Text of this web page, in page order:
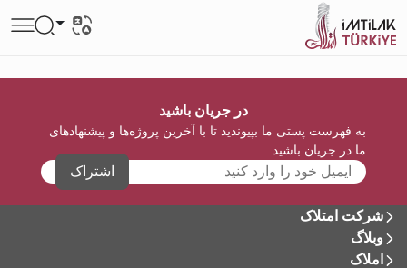
در جریان باشید
به فهرست پستی ما بپیوندید تا با آخرین پروژه‌ها و پیشنهادهای
ما در جریان باشید
اشتراک
شرکت امتلاک
وبلاگ
املاک